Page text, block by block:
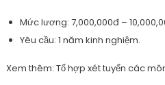
Mức lương: 7,000,000đ –
Yêu cầu: 1 năm kinh nghiệm.
Xem thêm: Tổ hợp xét tuyển các